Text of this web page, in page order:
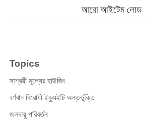
আরো আইটেম লোড
Topics
সাশ্রয়ী মূল্যের হাউজিং
বর্ণবাদ বিরোধী ইক্যুইটি অন্তর্ভুক্তি
জলবায়ু পরিবর্তন